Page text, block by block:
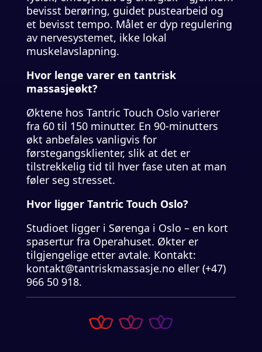
bevisst berøring, guidet pustearbeid og
et bevisst tempo. Målet er dyp regulering
av nervesystemet, ikke lokal
muskelavslapning.
Hvor lenge varer en tantrisk
massasjeøkt?
Øktene hos Tantric Touch Oslo varierer
fra 60 til 150 minutter. En 90-minutters
økt anbefales vanligvis for
førstegangsklienter, slik at det er
tilstrekkelig tid til hver fase uten at man
føler seg stresset.
Hvor ligger Tantric Touch Oslo?
Studioet ligger i Sørenga i Oslo – en kort
spasertur fra Operahuset. Økter er
tilgjengelige etter avtale. Kontakt:
kontakt@tantriskmassasje.no eller (+47)
966 50 918.